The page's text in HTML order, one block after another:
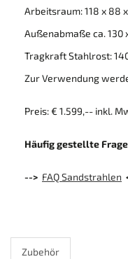
Arbeitsraum: 118 x 88
Außenabmaße ca. 130
Tragkraft Stahlrost:
Zur Verwendung
Preis: € 1.599,-- inkl.
Häufig gestellte
--> FAQ Sandstrahlen
Zubehör